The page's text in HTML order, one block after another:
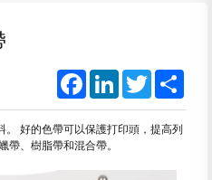
FacebookLinkedInTwitter
。 好的色帶可以保護打印頭，提高列
帶、樹脂帶和混合帶。